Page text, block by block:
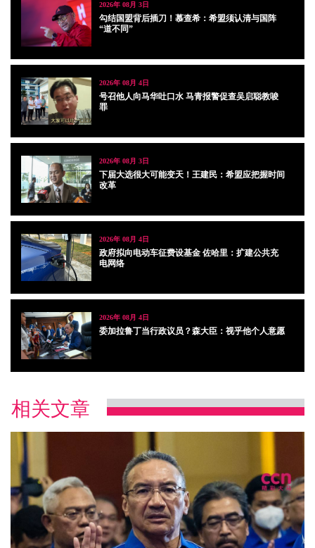
2026年 08月 3日
勾结国盟背后插刀！慕查希：希盟须认清与国阵
“道不同”
2026年 08月 4日
号召他人向马华吐口水 马青报警促查吴启聪教唆
罪
2026年 08月 3日
下届大选很大可能变天！王建民：希盟应把握时间
改革
2026年 08月 4日
政府拟向电动车征费设基金 佐哈里：扩建公共充
电网络
2026年 08月 4日
委加拉鲁丁当行政议员？森大臣：视乎他个人意愿
相关文章